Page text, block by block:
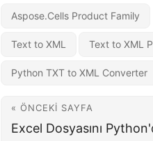
Aspose.Cells Product Family
Text to XML Text to XML
Python TXT to XML Converter
« ÖNCEKI SAYFA
Excel Dosyasını